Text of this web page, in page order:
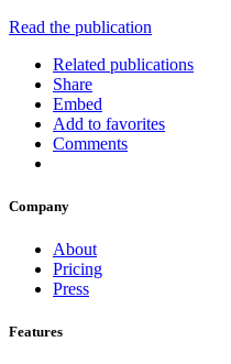
Read the publication
Related publications
Share
Embed
Add to favorites
Comments
Company
About
Pricing
Press
Features